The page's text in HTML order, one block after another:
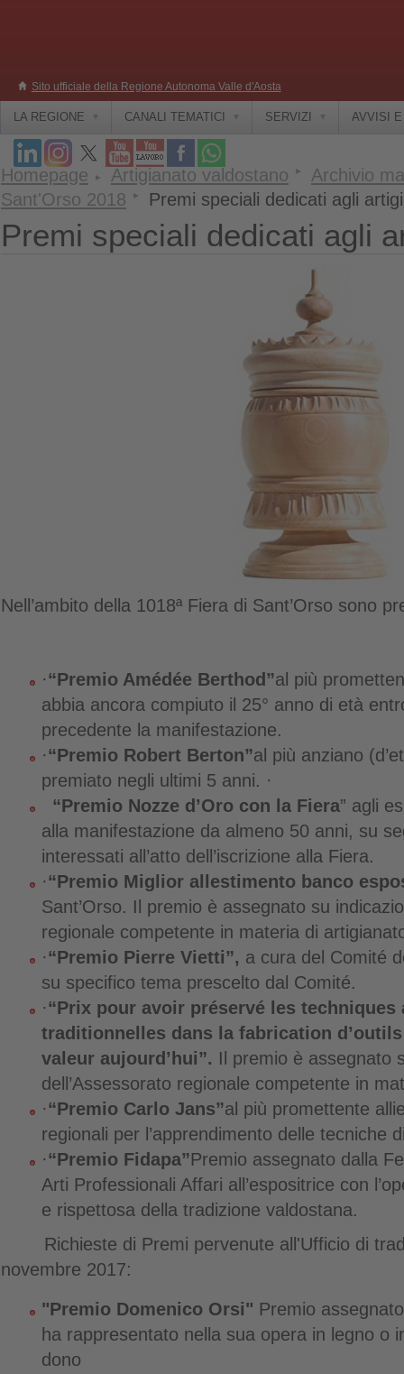
Sito ufficiale della Regione Autonoma Valle d'Aosta
LA REGIONE CANALI TEMATICI SERVIZI AVVISI
Homepage Artigianato valdostano
Archivio
Sant'Orso 2018
Premi speciali dedicati agli
Premi speciali dedicati agli
Nell’ambito della 1018ª Fiera di Sant’Orso sono
·“Premio Amédée Berthod”al più
abbia ancora compiuto il 25° anno di età
precedente la manifestazione.
·“Premio Robert Berton”al più anziano
premiato negli ultimi 5 anni. ·
“Premio Nozze d’Oro con la Fiera” agli
alla manifestazione da almeno 50 anni, su
interessati all’atto dell’iscrizione alla Fiera.
·“Premio Miglior allestimento banco
Sant’Orso. Il premio è assegnato su
regionale competente in materia di
·“Premio Pierre Vietti”, a cura del Comité
su specifico tema prescelto dal Comité.
·“Prix pour avoir préservé les techniques
traditionnelles dans la fabrication
valeur aujourd’hui”. Il premio è assegnato
dell’Assessorato regionale competente in
·“Premio Carlo Jans”al più promettente
regionali per l’apprendimento delle tecniche
·“Premio Fidapa”Premio assegnato dalla
Arti Professionali Affari all’espositrice con
e rispettosa della tradizione valdostana.
Richieste di Premi pervenute all'Ufficio di
novembre 2017:
"Premio Domenico Orsi" Premio
ha rappresentato nella sua opera in legno o
dono